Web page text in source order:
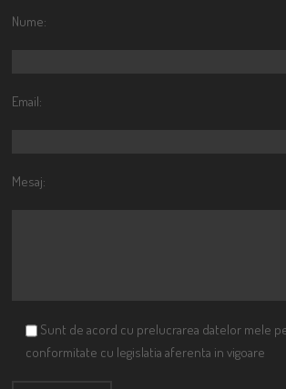
Nume:
Email:
Mesaj:
Sunt de acord cu prelucrarea datelor mele
conformitate cu legislatia aferenta in vigoare